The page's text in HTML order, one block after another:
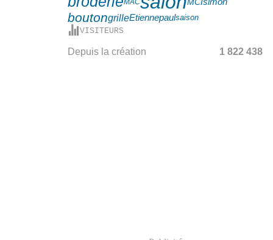
MAC
boutongrilleEtiennepaulsaison
VISITEURS
Depuis la création 1 822 438